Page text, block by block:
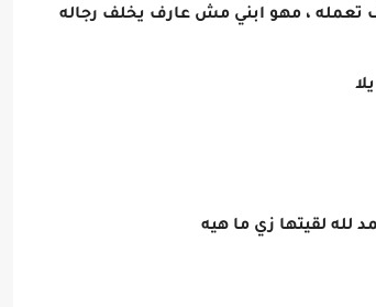
، مهو ابني مش عارف يخلف رجاله
لقيتها زي ما هيه